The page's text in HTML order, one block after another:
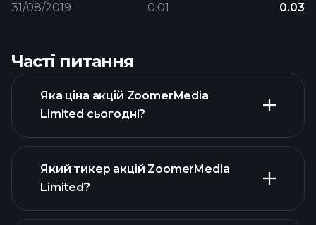
31/08/2019
0.01 0.03
Часті питання
Яка ціна акцій ZoomerMedia
Limited сьогодні?
розширеній
Який тикер акцій ZoomerMedia
Limited?